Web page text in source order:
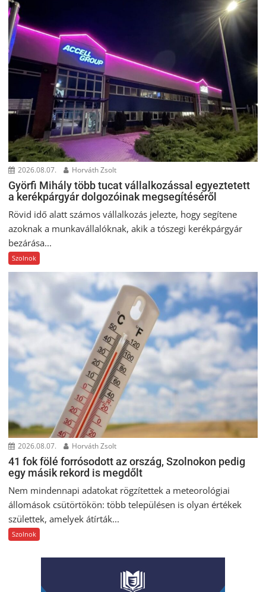
2026.08.07. Horváth Zsolt
Györfi Mihály több tucat vállalkozással egyeztetett
a kerékpárgyár dolgozóinak megsegítéséről
Rövid idő alatt számos vállalkozás jelezte, hogy segítene
azoknak a munkavállalóknak, akik a tószegi kerékpárgyár
bezárása...
Szolnok
2026.08.07. Horváth Zsolt
41 fok fölé forrósodott az ország, Szolnokon pedig
egy másik rekord is megdőlt
Nem mindennapi adatokat rögzítettek a meteorológiai
állomások csütörtökön: több településen is olyan értékek
születtek, amelyek átírták...
Szolnok